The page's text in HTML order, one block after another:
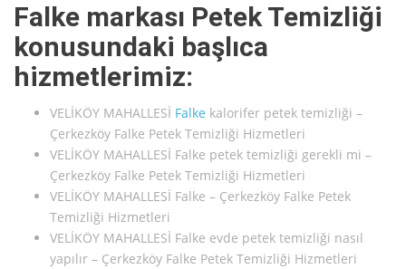
Falke markası Petek Temizliği
konusundaki başlıca
hizmetlerimiz:
VELİKÖY MAHALLESİ Falke kalorifer petek temizliği –
Çerkezköy Falke Petek Temizliği Hizmetleri
VELİKÖY MAHALLESİ Falke petek temizliği gerekli mi –
Çerkezköy Falke Petek Temizliği Hizmetleri
VELİKÖY MAHALLESİ Falke – Çerkezköy Falke Petek
Temizliği Hizmetleri
VELİKÖY MAHALLESİ Falke evde petek temizliği nasıl
yapılır – Çerkezköy Falke Petek Temizliği Hizmetleri